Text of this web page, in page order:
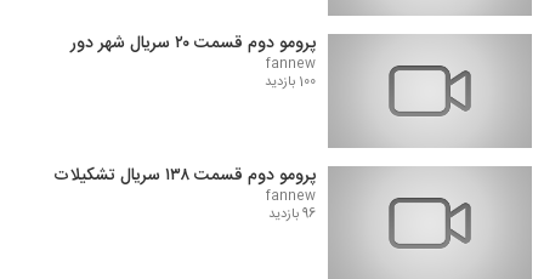
پرومو دوم قسمت ۲۰ سریال شهر دور
fannew
100 بازدید
پرومو دوم قسمت ۱۳۸ سریال تشکیلات
fannew
96 بازدید